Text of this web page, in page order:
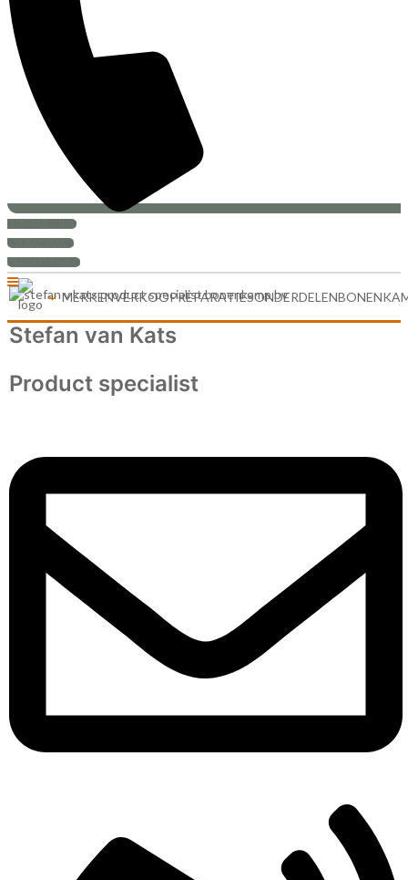
+31 (0)30-6880999
PRIJS AANVRAAG
SERVICEVERZOEK
MERKENVERKOOPREPARATIESONDERDELEN
Stefan van Kats
Product specialist